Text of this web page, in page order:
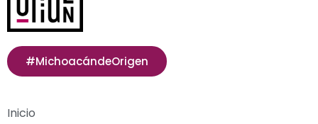
#MichoacándeOrigen
Inicio